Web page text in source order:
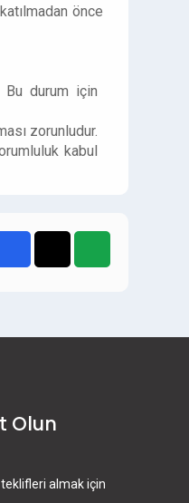
önce
Bu durum için
zorunludur.
kabul
Olun
almak için